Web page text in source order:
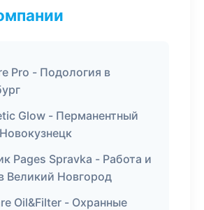
Pro - Подология в
Glow - Перманентный
Pages Spravka - Работа и
Великий Новгород
Oil&Filter - Охранные